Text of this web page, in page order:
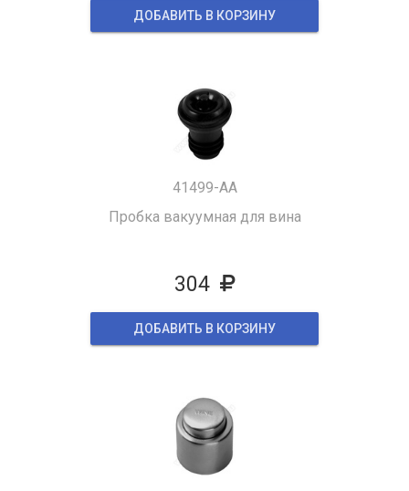
ДОБАВИТЬ В КОРЗИНУ
41499-AA
Пробка вакуумная для вина
304
ДОБАВИТЬ В КОРЗИНУ